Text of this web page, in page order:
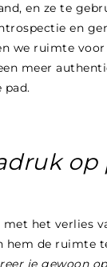
en ze te
en
we ruimte
meer
pad.
het verlies
hem de ruimte